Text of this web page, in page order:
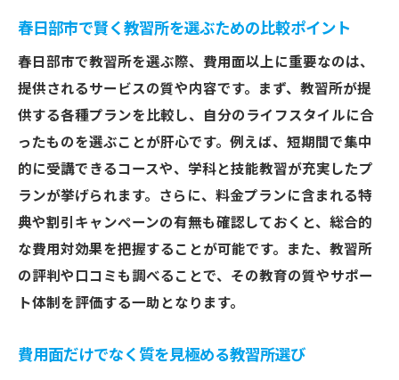
春日部市で賢く教習所を選ぶための比較ポイント
春日部市で教習所を選ぶ際、費用面以上に重要なのは、
提供されるサービスの質や内容です。まず、教習所が提
供する各種プランを比較し、自分のライフスタイルに合
ったものを選ぶことが肝心です。例えば、短期間で集中
的に受講できるコースや、学科と技能教習が充実したプ
ランが挙げられます。さらに、料金プランに含まれる特
典や割引キャンペーンの有無も確認しておくと、総合的
な費用対効果を把握することが可能です。また、教習所
の評判や口コミも調べることで、その教育の質やサポー
ト体制を評価する一助となります。
費用面だけでなく質を見極める教習所選び